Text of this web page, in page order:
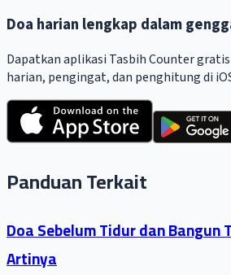
Doa harian lengkap dalam
Dapatkan aplikasi Tasbih Counter
harian, pengingat, dan penghitung di
Panduan Terkait
Doa Sebelum Tidur dan Bangun
Artinya